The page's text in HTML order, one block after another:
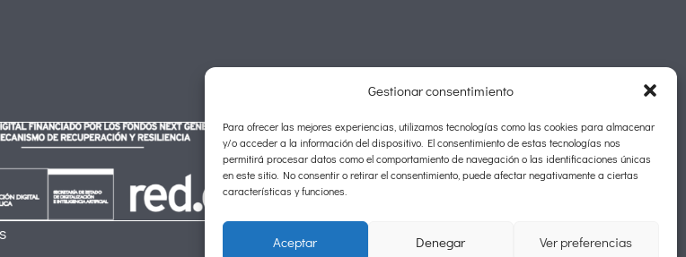
Gestionar consentimiento
Para ofrecer las mejores experiencias, utilizamos tecnologías como las cookies para almacenar
y/o acceder a la información del dispositivo. El consentimiento de estas tecnologías nos
permitirá procesar datos como el comportamiento de navegación o las identificaciones únicas
en este sitio. No consentir o retirar el consentimiento, puede afectar negativamente a ciertas
características y funciones.
Aceptar Denegar Ver preferencias